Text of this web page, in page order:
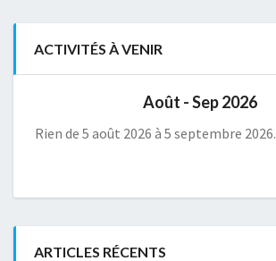
ACTIVITÉS À VENIR
Août - Sep 2026
Rien de 5 août 2026 à 5 septembre 2026.
ARTICLES RÉCENTS